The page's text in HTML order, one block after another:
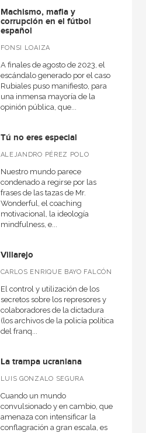
Machismo, mafia y
corrupción en el fútbol
español
FONSI LOAIZA
A finales de agosto de 2023, el
escándalo generado por el caso
Rubiales puso manifiesto, para
una inmensa mayoría de la
opinión pública, que...
Tú no eres especial
ALEJANDRO PÉREZ POLO
Nuestro mundo parece
condenado a regirse por las
frases de las tazas de Mr.
Wonderful, el coaching
motivacional, la ideología
mindfulness, e...
Villarejo
CARLOS ENRIQUE BAYO FALCÓN
El control y utilización de los
secretos sobre los represores y
colaboradores de la dictadura
(los archivos de la policía política
del franq...
La trampa ucraniana
LUIS GONZALO SEGURA
Cuando un mundo
convulsionado y en cambio, que
amenaza con intensificar la
conflagración a gran escala, es